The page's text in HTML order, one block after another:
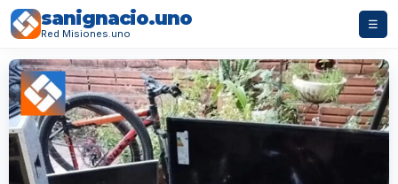
sanignacio.uno
Red Misiones.uno
☰